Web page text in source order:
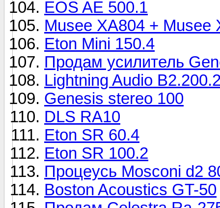
EOS AE 500.1
Musee XA804 + Musee
Eton Mini 150.4
Продам усилитель
Lightning Audio
Genesis stereo 100
DLS RA10
Eton SR 60.4
Eton SR 100.2
Процеусь Mosconi d2
Boston Acoustics GT-50